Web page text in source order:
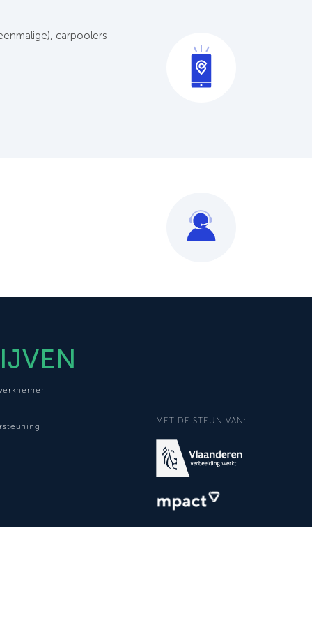
carpoolers
MET DE STEUN VAN: